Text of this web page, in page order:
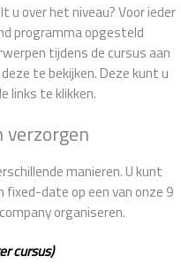
over het niveau? Voor ieder
programma opgesteld
tijdens de cursus aan
te bekijken. Deze kunt u
links te klikken.
verzorgen
manieren. U kunt
fixed-date op een van onze 9
organiseren.
cursus)